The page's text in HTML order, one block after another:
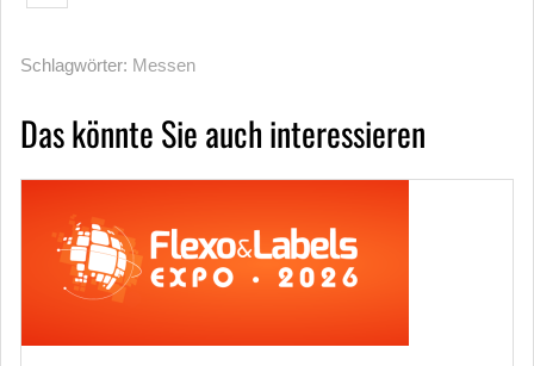
Schlagwörter: Messen
Das könnte Sie auch interessieren